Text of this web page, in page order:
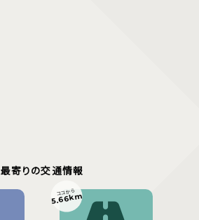
最寄りの交通情報
ココから
5.66km